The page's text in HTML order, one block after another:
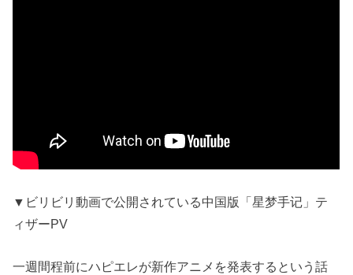
▼ビリビリ動画で公開されている中国版「星梦手记」テ
ィザーPV
一週間程前にハピエレが新作アニメを発表するという話